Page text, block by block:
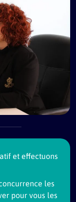
et effectuons
les
pour vous les